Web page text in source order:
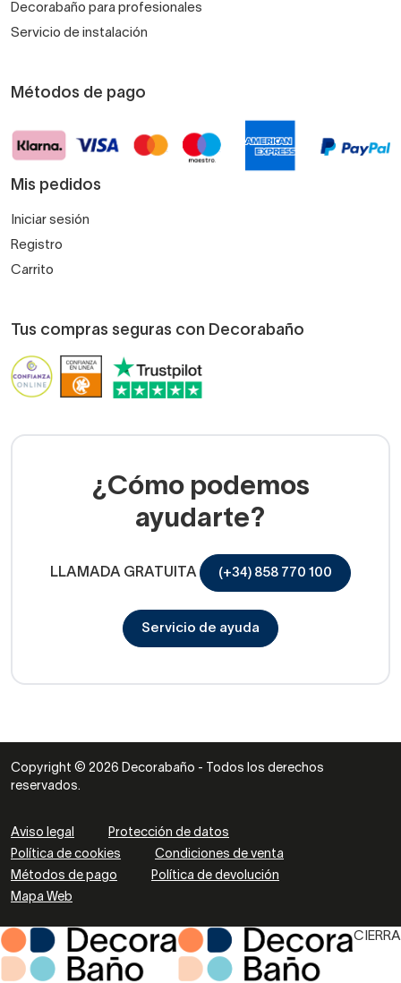
Decorabaño para profesionales
Servicio de instalación
Métodos de pago
Mis pedidos
Iniciar sesión
Registro
Carrito
Tus compras seguras con Decorabaño
¿Cómo podemos
ayudarte?
LLAMADA GRATUITA (+34) 858 770 100
Servicio de ayuda
Copyright © 2026 Decorabaño - Todos los derechos
reservados.
Aviso legal
Protección de datos
Política de cookies
Condiciones de venta
Métodos de pago
Política de devolución
Mapa Web
CIERRA